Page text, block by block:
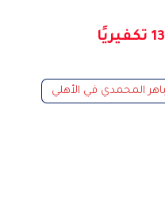
المحمدي في الأهلي